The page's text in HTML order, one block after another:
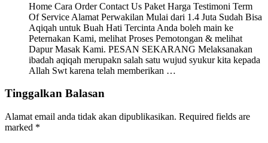
Home Cara Order Contact Us Paket Harga Testimoni Term
Of Service Alamat Perwakilan Mulai dari 1.4 Juta Sudah Bisa
Aqiqah untuk Buah Hati Tercinta Anda boleh main ke
Peternakan Kami, melihat Proses Pemotongan & melihat
Dapur Masak Kami. PESAN SEKARANG Melaksanakan
ibadah aqiqah merupakn salah satu wujud syukur kita kepada
Allah Swt karena telah memberikan …
Tinggalkan Balasan
Alamat email anda tidak akan dipublikasikan. Required fields are
marked *